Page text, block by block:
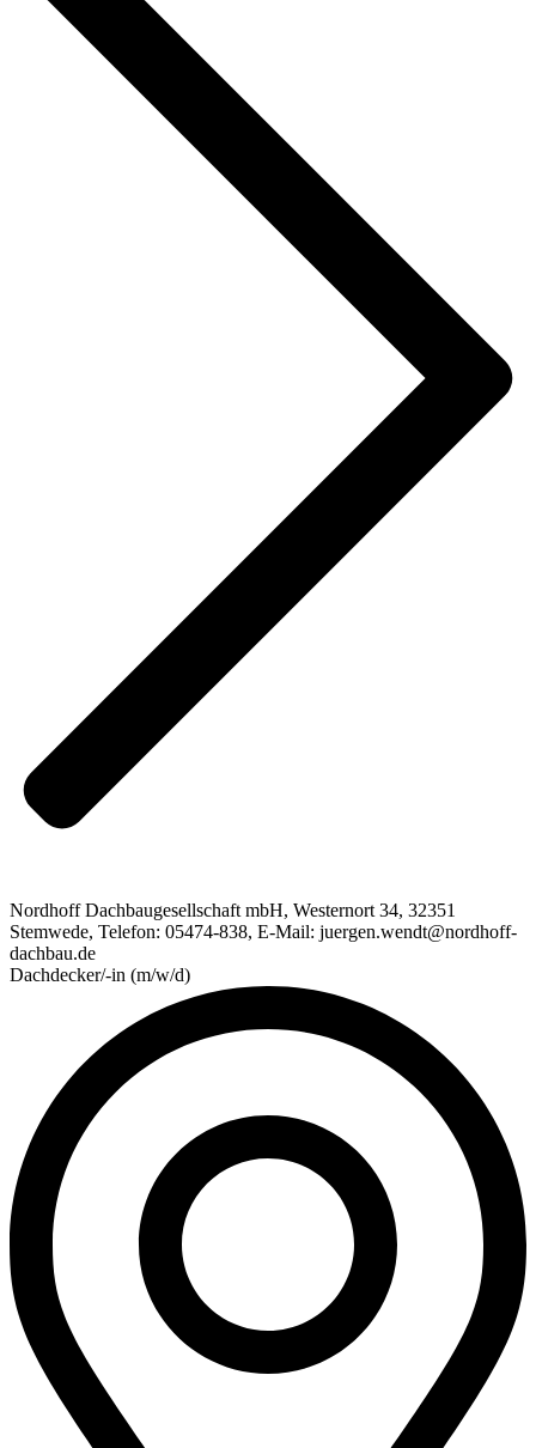
Nordhoff Dachbaugesellschaft mbH, Westernort 34, 32351
Stemwede, Telefon: 05474-838, E-Mail: juergen.wendt@nordhoff-
dachbau.de
Dachdecker/-in (m/w/d)